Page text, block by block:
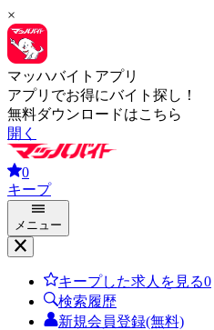
×
マッハバイトアプリ
アプリでお得にバイト探し！
無料ダウンロードはこちら
開く
0
キープ
メニュー
キープした求人を見る0
検索履歴
新規会員登録(無料)